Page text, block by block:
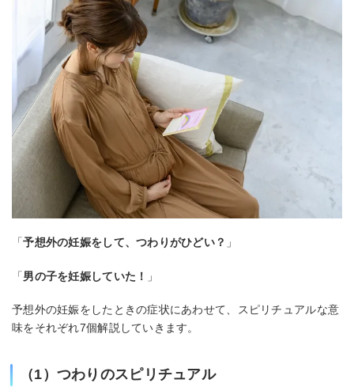
「予想外の妊娠をして、つわりがひどい？ 」
「男の子を妊娠していた！ 」
予想外の妊娠をしたときの症状にあわせて、スピリチュアルな意
味をそれぞれ7個解説していきます。
（1）つわりのスピリチュアル